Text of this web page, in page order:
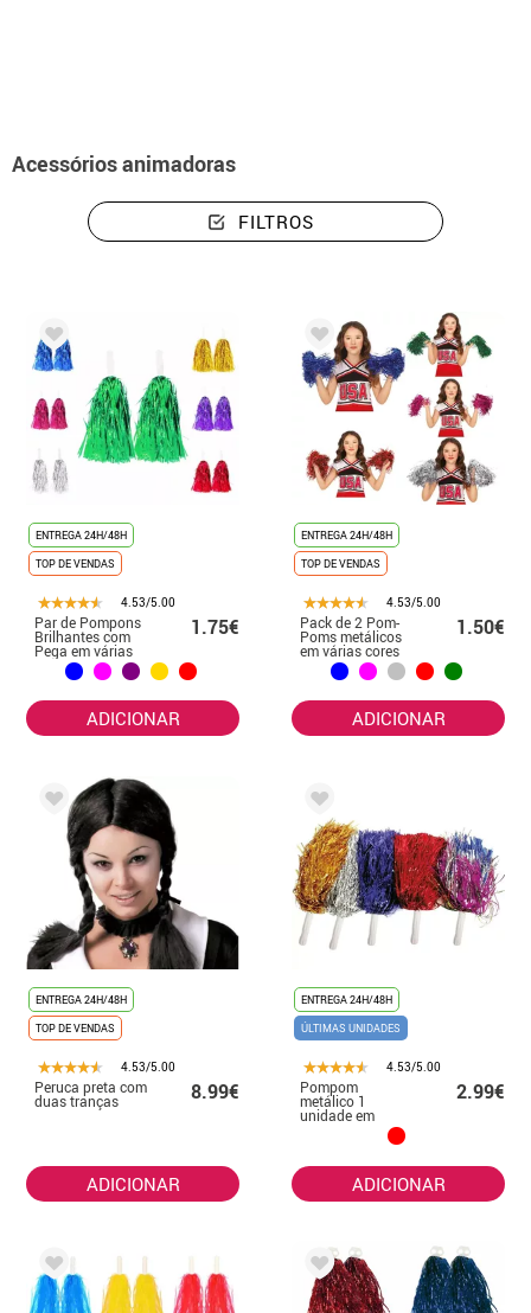
Acessórios animadoras
FILTROS
ENTREGA 24H/48H
TOP DE VENDAS
4.53/5.00
Par de Pompons
Brilhantes com
Pega em várias
cores
1.75€
ADICIONAR
ENTREGA 24H/48H
TOP DE VENDAS
4.53/5.00
Pack de 2 Pom-
Poms metálicos
em várias cores
1.50€
ADICIONAR
ENTREGA 24H/48H
TOP DE VENDAS
4.53/5.00
Peruca preta com
duas tranças 8.99€
ADICIONAR
ENTREGA 24H/48H
ÚLTIMAS UNIDADES
4.53/5.00
Pompom
metálico 1
unidade em
diversas cores
2.99€
ADICIONAR